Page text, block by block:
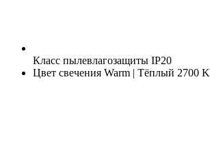
Класс пылевлагозащиты IP20
Цвет свечения Warm | Тёплый 2700 K